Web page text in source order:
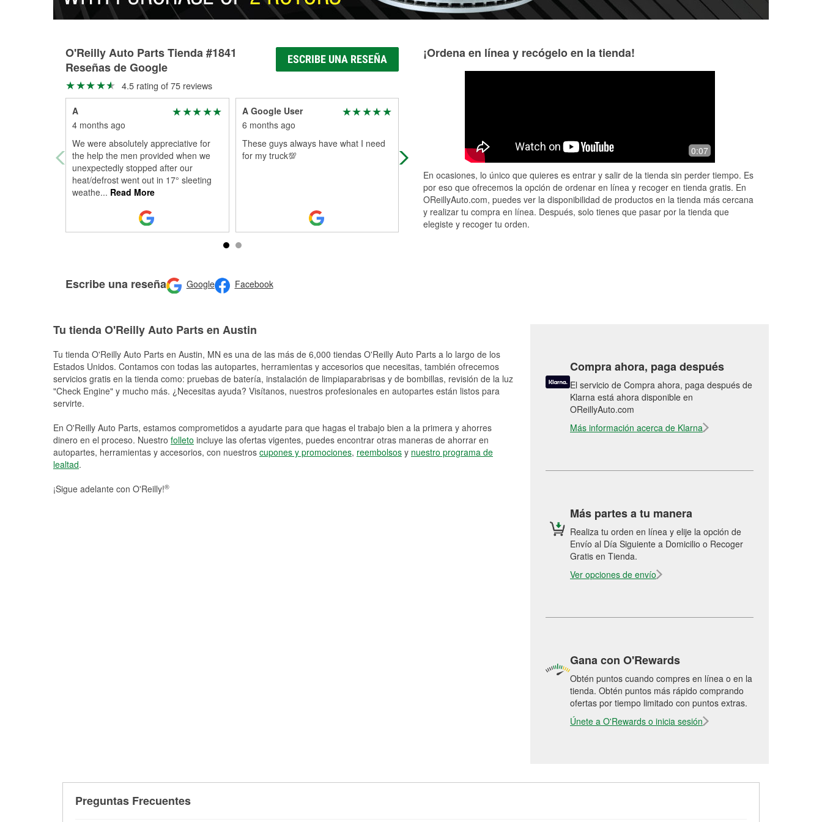
O'Reilly Auto Parts Tienda #1841
Reseñas de Google
ESCRIBE UNA RESEÑA
4.5 rating of 75 reviews
A
4 months ago
We were absolutely appreciative for
the help the men provided when we
unexpectedly stopped after our
heat/defrost went out in 17° sleeting
weathe... Read More
A Google User
6 months ago
These guys always have what I need
for my truck💯
People know there's nothing they treat
you good that's good that's all matters
Escribe una reseña Google Facebook
¡Ordena en línea y recógelo en la tienda!
0:07
En ocasiones, lo único que quieres es entrar y salir de la tienda sin perder tiempo. Es
por eso que ofrecemos la opción de ordenar en línea y recoger en tienda gratis. En
OReillyAuto.com, puedes ver la disponibilidad de productos en la tienda más cercana
y realizar tu compra en línea. Después, solo tienes que pasar por la tienda que
elegiste y recoger tu orden.
Tu tienda O'Reilly Auto Parts en Austin
Tu tienda O'Reilly Auto Parts en Austin, MN es una de las más de 6,000 tiendas O'Reilly Auto Parts a lo largo de los
Estados Unidos. Contamos con todas las autopartes, herramientas y accesorios que necesitas, también ofrecemos
servicios gratis en la tienda como: pruebas de batería, instalación de limpiaparabrisas y de bombillas, revisión de la luz
"Check Engine" y mucho más. ¿Necesitas ayuda? Visítanos, nuestros profesionales en autopartes están listos para
servirte.
En O'Reilly Auto Parts, estamos comprometidos a ayudarte para que hagas el trabajo bien a la primera y ahorres
dinero en el proceso. Nuestro folleto incluye las ofertas vigentes, puedes encontrar otras maneras de ahorrar en
autopartes, herramientas y accesorios, con nuestros cupones y promociones, reembolsos y nuestro programa de
lealtad.
¡Sigue adelante con O'Reilly!®
Compra ahora, paga después
El servicio de Compra ahora, paga después de
Klarna está ahora disponible en
OReillyAuto.com
Más información acerca de Klarna
Más partes a tu manera
Realiza tu orden en línea y elije la opción de
Envío al Día Siguiente a Domicilio o Recoger
Gratis en Tienda.
Ver opciones de envío
Gana con O'Rewards
Obtén puntos cuando compres en línea o en la
tienda. Obtén puntos más rápido comprando
ofertas por tiempo limitado con puntos extras.
Únete a O'Rewards o inicia sesión
Preguntas Frecuentes